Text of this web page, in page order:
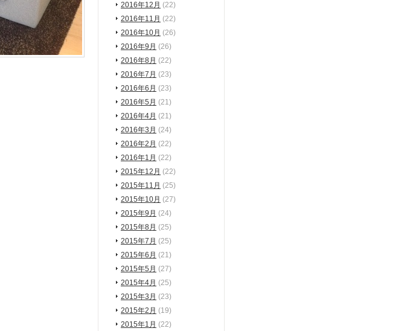
2016年12月 (22)
2016年11月 (22)
2016年10月 (26)
2016年9月 (26)
2016年8月 (22)
2016年7月 (23)
2016年6月 (23)
2016年5月 (21)
2016年4月 (21)
2016年3月 (24)
2016年2月 (22)
2016年1月 (22)
2015年12月 (22)
2015年11月 (25)
2015年10月 (27)
2015年9月 (24)
2015年8月 (25)
2015年7月 (25)
2015年6月 (21)
2015年5月 (27)
2015年4月 (25)
2015年3月 (23)
2015年2月 (19)
2015年1月 (22)